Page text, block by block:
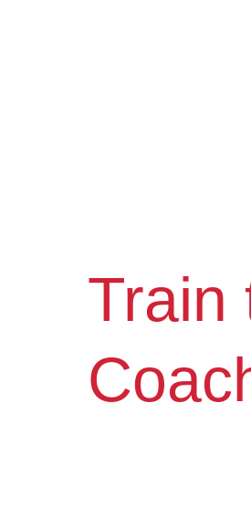
Train